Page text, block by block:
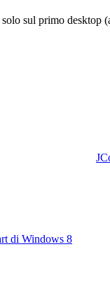
sul primo
di Windows 8